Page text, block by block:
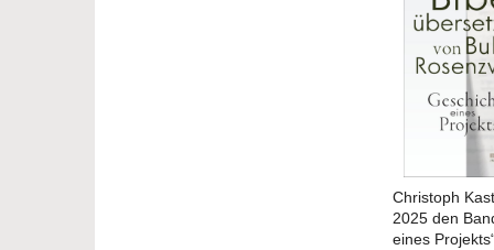
Christoph
2025 den
eines